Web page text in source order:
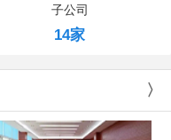
子公司
14家
〉